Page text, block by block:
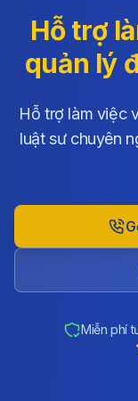
Hỗ trợ
quản lý
Hỗ trợ làm việc
luật sư chuyên
Miễn phí